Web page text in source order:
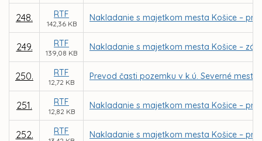
248. RTF
142,36 KB
Nakladanie s majetkom mesta Košice –
249. RTF
139,08 KB
Nakladanie s majetkom mesta Košice –
250. RTF
12,72 KB
Prevod časti pozemku v k.ú. Severné
251. RTF
12,82 KB
Nakladanie s majetkom mesta Košice –
252. RTF Nakladanie s majetkom mesta Košice –